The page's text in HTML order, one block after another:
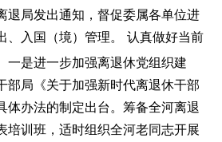
退局发出通知，督促委属各单位进
入国（境）管理。
认真做好当前
一是进一步加强离退休党组织建
部局《关于加强新时代离退休干部
体办法的制定出台。筹备全河离退
培训班，适时组织全河老同志开展